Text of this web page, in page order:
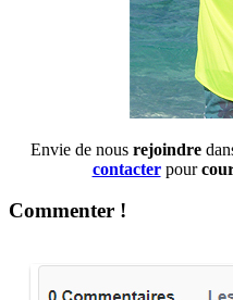
Envie de nous rejoindre
contacterpour
Commenter !